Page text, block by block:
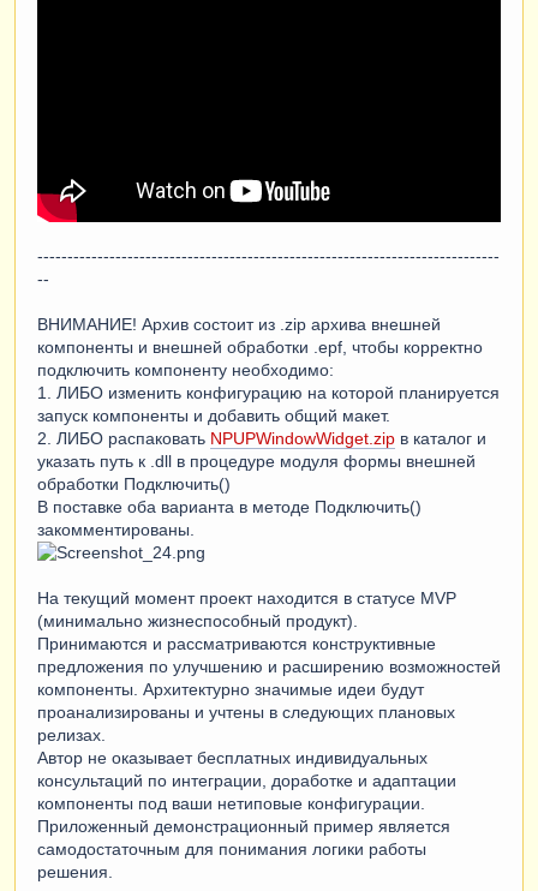
-----------------------------------------------------------------------------
--
ВНИМАНИЕ! Архив состоит из .zip архива внешней
компоненты и внешней обработки .epf, чтобы корректно
подключить компоненту необходимо:
1. ЛИБО изменить конфигурацию на которой планируется
запуск компоненты и добавить общий макет.
2. ЛИБО распаковать NPUPWindowWidget.zip в каталог и
указать путь к .dll в процедуре модуля формы внешней
обработки Подключить()
В поставке оба варианта в методе Подключить()
закомментированы.
На текущий момент проект находится в статусе MVP
(минимально жизнеспособный продукт).
Принимаются и рассматриваются конструктивные
предложения по улучшению и расширению возможностей
компоненты. Архитектурно значимые идеи будут
проанализированы и учтены в следующих плановых
релизах.
Автор не оказывает бесплатных индивидуальных
консультаций по интеграции, доработке и адаптации
компоненты под ваши нетиповые конфигурации.
Приложенный демонстрационный пример является
самодостаточным для понимания логики работы
решения.